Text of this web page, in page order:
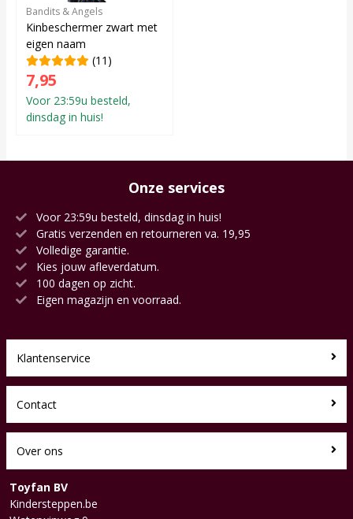
Bandits & Angels
Kinbeschermer zwart met
eigen naam
(11)
7,95
Voor 23:59u besteld,
dinsdag in huis!
Onze services
Voor 23:59u besteld, dinsdag in huis!
Gratis verzenden en retourneren va. 19,95
Volledige garantie.
Kies jouw afleverdatum.
100 dagen op zicht.
Eigen magazijn en voorraad.
Klantenservice
Contact
Over ons
Toyfan BV
Kindersteppen.be